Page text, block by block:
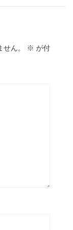
ん。 ※ が付